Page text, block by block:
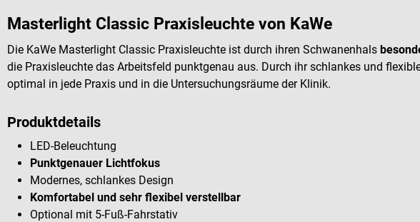
Masterlight Classic Praxisleuchte von KaWe
Die KaWe Masterlight Classic Praxisleuchte ist durch ihren Schwanenhals
die Praxisleuchte das Arbeitsfeld punktgenau aus. Durch ihr schlankes und
optimal in jede Praxis und in die Untersuchungsräume der Klinik.
Produktdetails
LED-Beleuchtung
Punktgenauer Lichtfokus
Modernes, schlankes Design
Komfortabel und sehr flexibel verstellbar
Optional mit 5-Fuß-Fahrstativ